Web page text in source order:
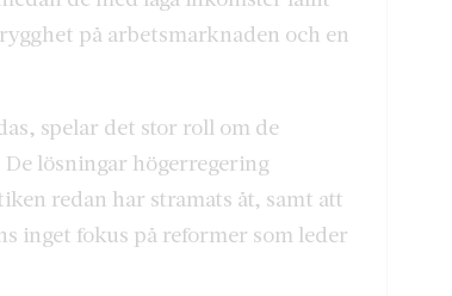
på arbetsmarknaden och en
spelar det stor roll om de
lösningar högerregering
redan har stramats åt, samt att
inget fokus på reformer som leder